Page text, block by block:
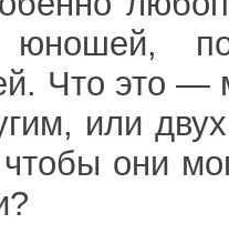
юношей,
Что это —
или
чтобы они